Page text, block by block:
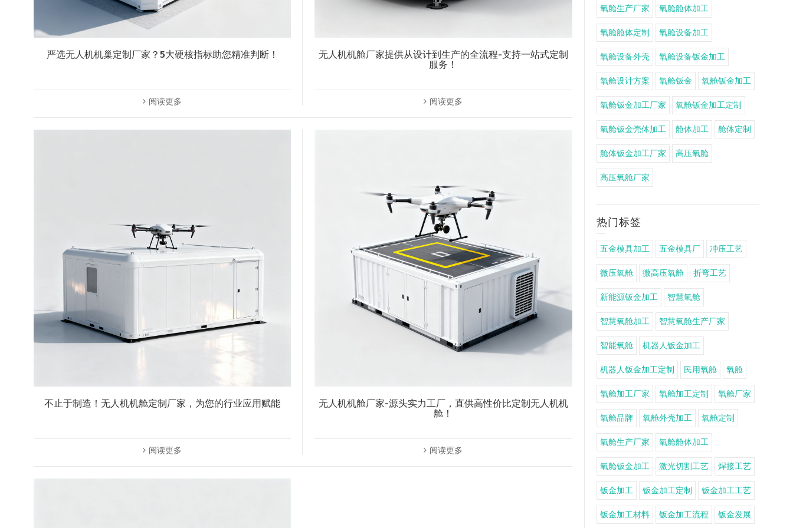
严选无人机机巢定制厂家？5大硬核指标助您精准判断！
阅读更多
无人机机舱厂家提供从设计到生产的全流程-支持一站式定制
服务！
阅读更多
不止于制造！无人机机舱定制厂家，为您的行业应用赋能
阅读更多
无人机机舱厂家-源头实力工厂，直供高性价比定制无人机机
舱！
阅读更多
氧舱生产厂家 氧舱舱体加工
氧舱舱体定制 氧舱设备加工
氧舱设备外壳 氧舱设备钣金加工
氧舱设计方案 氧舱钣金 氧舱钣金加工
氧舱钣金加工厂家 氧舱钣金加工定制
氧舱钣金壳体加工 舱体加工 舱体定制
舱体钣金加工厂家 高压氧舱
高压氧舱厂家
热门标签
五金模具加工 五金模具厂 冲压工艺
微压氧舱 微高压氧舱 折弯工艺
新能源钣金加工 智慧氧舱
智慧氧舱加工 智慧氧舱生产厂家
智能氧舱 机器人钣金加工
机器人钣金加工定制 民用氧舱 氧舱
氧舱加工厂家 氧舱加工定制 氧舱厂家
氧舱品牌 氧舱外壳加工 氧舱定制
氧舱生产厂家 氧舱舱体加工
氧舱钣金加工 激光切割工艺 焊接工艺
钣金加工 钣金加工定制 钣金加工工艺
钣金加工材料 钣金加工流程 钣金发展